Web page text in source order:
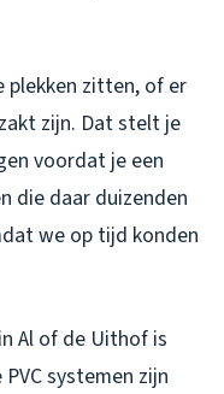
plekken zitten, of er
zijn. Dat stelt je
voordat je een
die daar duizenden
we op tijd konden
Al of de Uithof is
systemen zijn